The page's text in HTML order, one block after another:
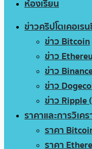
ห้องเรียน
ข่าวคริปโตเคอเร
ข่าว Bitcoin
ข่าว
ข่าว
ข่าว
ข่าว Ripple
ราคาและการวิเคร
ราคา
ราคา